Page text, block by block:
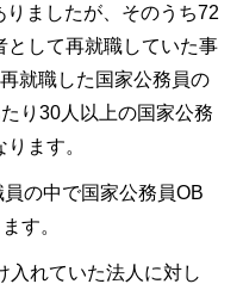
ましたが、そのうち72
として再就職していた事
就職した国家公務員の
り30人以上の国家公務
ます。
の中で国家公務員OB
す。
入れていた法人に対し